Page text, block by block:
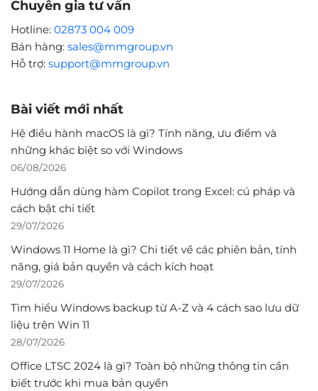
Chuyên gia tư vấn
Hotline: 02873 004 009
Bán hàng: sales@mmgroup.vn
Hỗ trợ: support@mmgroup.vn
Bài viết mới nhất
Hệ điều hành macOS là gì? Tính năng, ưu điểm và
những khác biệt so với Windows
06/08/2026
Hướng dẫn dùng hàm Copilot trong Excel: cú pháp và
cách bật chi tiết
29/07/2026
Windows 11 Home là gì? Chi tiết về các phiên bản, tính
năng, giá bản quyền và cách kích hoạt
29/07/2026
Tìm hiểu Windows backup từ A-Z và 4 cách sao lưu dữ
liệu trên Win 11
28/07/2026
Office LTSC 2024 là gì? Toàn bộ những thông tin cần
biết trước khi mua bản quyền